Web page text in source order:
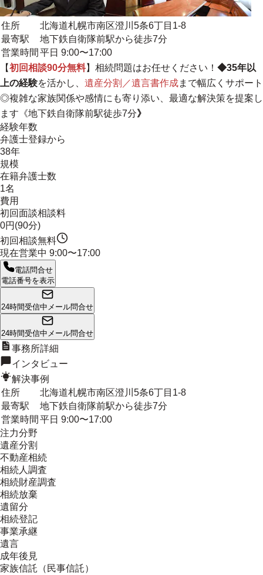
住所
北海道札幌市南区澄川5条6丁目1-8
最寄駅
地下鉄自衛隊前駅から徒歩7分
営業時間 平日 9:00〜17:00
【初回相談90分無料】相続問題はお任せください！ ◆35年以
上の経験を活かし、 遺産分割／遺言書作成まで幅広くサポート
◎複雑な家族関係や感情にも寄り添い、最適な解決策を提案し
ます《地下鉄自衛隊前駅徒歩7分》
経験年数
弁護士登録から
38年
規模
在籍弁護士数
1名
費用
初回面談相談料
0円(90分)
初回相談無料
現在営業中 9:00〜17:00
電話問合せ
電話番号を表示
24時間受信中 メール問合せ
24時間受信中 メール問合せ
事務所詳細
インタビュー
解決事例
住所
北海道札幌市南区澄川5条6丁目1-8
最寄駅
地下鉄自衛隊前駅から徒歩7分
営業時間 平日 9:00〜17:00
注力分野
遺産分割
不動産相続
相続人調査
相続財産調査
相続放棄
遺留分
相続登記
事業承継
遺言
成年後見
家族信託（民事信託）